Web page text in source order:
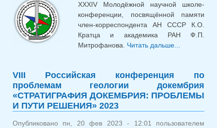
XXXIV Молодёжной научной школе-
конференции, посвящённой памяти
член-корреспондента АН СССР К.О.
Кратца и академика РАН Ф.П.
Митрофанова. Читать дальше...
памяти
Кратца
VIII Российская конференция по
проблемам геологии докембрия
«СТРАТИГРАФИЯ ДОКЕМБРИЯ: ПРОБЛЕМЫ
И ПУТИ РЕШЕНИЯ» 2023
Опубликовано пн, 20 фев 2023 - 12:01 пользователем